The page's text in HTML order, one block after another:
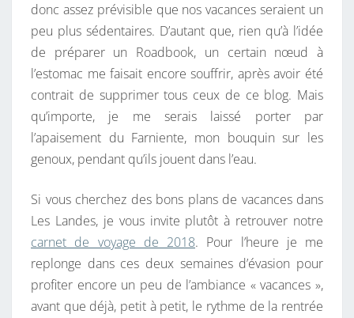
donc assez prévisible que nos vacances seraient un
peu plus sédentaires. D’autant que, rien qu’à l’idée
de préparer un Roadbook, un certain nœud à
l’estomac me faisait encore souffrir, après avoir été
contrait de supprimer tous ceux de ce blog. Mais
qu’importe, je me serais laissé porter par
l’apaisement du Farniente, mon bouquin sur les
genoux, pendant qu’ils jouent dans l’eau.
Si vous cherchez des bons plans de vacances dans
Les Landes, je vous invite plutôt à retrouver notre
carnet de voyage de 2018. Pour l’heure je me
replonge dans ces deux semaines d’évasion pour
profiter encore un peu de l’ambiance « vacances »,
avant que déjà, petit à petit, le rythme de la rentrée